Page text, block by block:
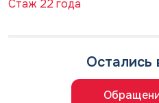
Стаж 22 года
Остались